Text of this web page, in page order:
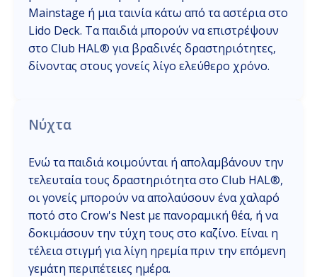
Mainstage ή μια ταινία κάτω από τα αστέρια στο
Lido Deck. Τα παιδιά μπορούν να επιστρέψουν
στο Club HAL® για βραδινές δραστηριότητες,
δίνοντας στους γονείς λίγο ελεύθερο χρόνο.
Νύχτα
Ενώ τα παιδιά κοιμούνται ή απολαμβάνουν την
τελευταία τους δραστηριότητα στο Club HAL®,
οι γονείς μπορούν να απολαύσουν ένα χαλαρό
ποτό στο Crow's Nest με πανοραμική θέα, ή να
δοκιμάσουν την τύχη τους στο καζίνο. Είναι η
τέλεια στιγμή για λίγη ηρεμία πριν την επόμενη
γεμάτη περιπέτειες ημέρα.